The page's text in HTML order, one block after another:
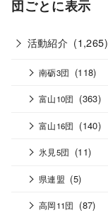
団ごとに表示
活動紹介 (1,265)
南砺3団 (118)
富山10団 (363)
富山16団 (140)
氷見5団 (11)
県連盟 (5)
高岡11団 (87)